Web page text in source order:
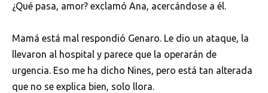
¿Qué pasa, amor? exclamó Ana, acercándose a él.
Mamá está mal respondió Genaro. Le dio un ataque, la
llevaron al hospital y parece que la operarán de
urgencia. Eso me ha dicho Nines, pero está tan alterada
que no se explica bien, solo llora.